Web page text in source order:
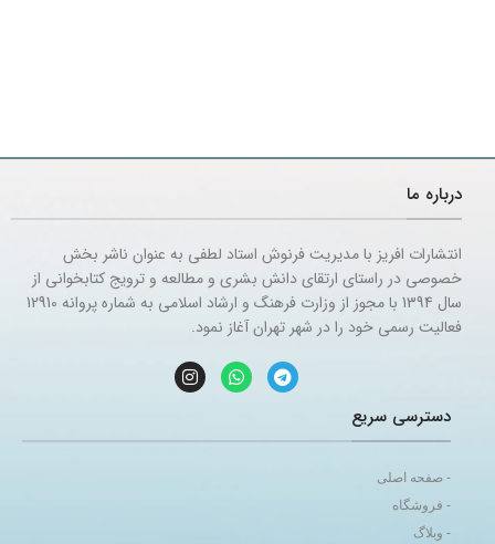
درباره ما
انتشارات افریز با مدیریت فرنوش استاد لطفی به عنوان ناشر بخش
خصوصی در راستای ارتقای دانش بشری و مطالعه و ترویج کتابخوانی از
سال 1394 با مجوز از وزارت فرهنگ و ارشاد اسلامی به شماره پروانه 12910
فعالیت رسمی خود را در شهر تهران آغاز نمود.
دسترسی سریع
- صفحه اصلی
- فروشگاه
- وبلاگ